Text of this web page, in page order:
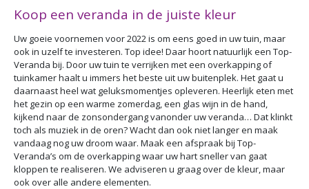
Koop een veranda in de juiste kleur
Uw goeie voornemen voor 2022 is om eens goed in uw tuin, maar
ook in uzelf te investeren. Top idee! Daar hoort natuurlijk een Top-
Veranda bij. Door uw tuin te verrijken met een overkapping of
tuinkamer haalt u immers het beste uit uw buitenplek. Het gaat u
daarnaast heel wat geluksmomentjes opleveren. Heerlijk eten met
het gezin op een warme zomerdag, een glas wijn in de hand,
kijkend naar de zonsondergang vanonder uw veranda… Dat klinkt
toch als muziek in de oren? Wacht dan ook niet langer en maak
vandaag nog uw droom waar. Maak een afspraak bij Top-
Veranda’s om de overkapping waar uw hart sneller van gaat
kloppen te realiseren. We adviseren u graag over de kleur, maar
ook over alle andere elementen.